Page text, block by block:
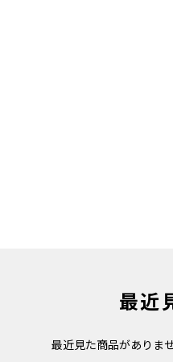
最近
最近見た商品がありませ